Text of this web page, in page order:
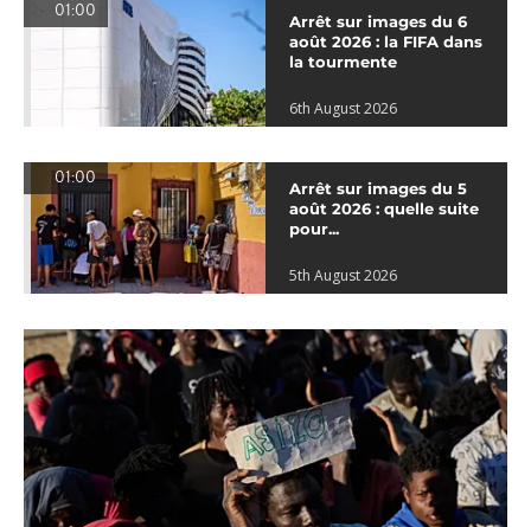
01:00
Arrêt sur images du 6
août 2026 : la FIFA dans
la tourmente
6th August 2026
01:00
Arrêt sur images du 5
août 2026 : quelle suite
pour...
5th August 2026